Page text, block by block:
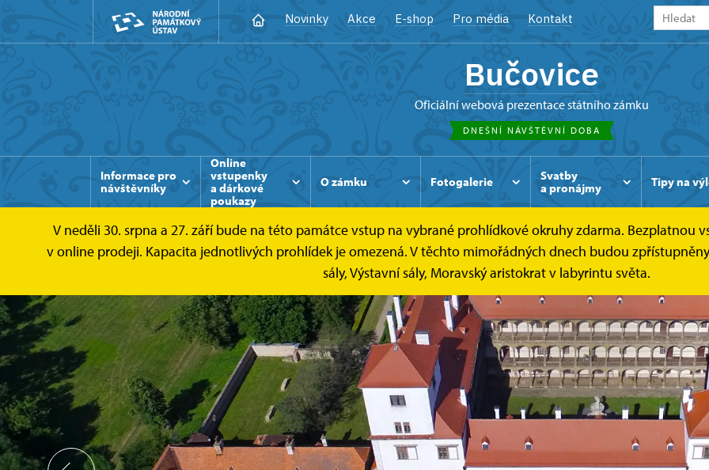
Novinky Akce E-shop Pro média Kontakt
Bučovice
oficiální webová prezentace státního zámku
DNEŠNÍ NÁVŠTĚVNÍ DOBA
Informace pro
návštěvníky
Online
vstupenky
a dárkové
poukazy
O zámku Fotogalerie
Svatby
a pronájmy
Tipy na
V neděli 30. srpna a 27. září bude na této památce vstup na vybrané prohlídkové okruhy zdarma. Bezplatnou
v online prodeji. Kapacita jednotlivých prohlídek je omezená. V těchto mimořádných dnech budou
sály, Výstavní sály, Moravský aristokrat v labyrintu světa.